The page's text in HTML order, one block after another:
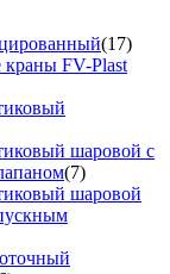
(17)
FV-Plast
шаровой с
(7)
шаровой